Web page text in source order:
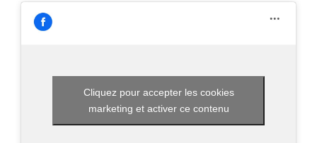
Cliquez pour accepter les cookies
marketing et activer ce contenu